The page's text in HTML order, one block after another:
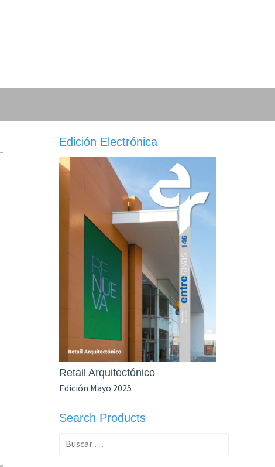
Edición Electrónica
Retail Arquitectónico
Edición Mayo 2025
Search Products
Buscar: